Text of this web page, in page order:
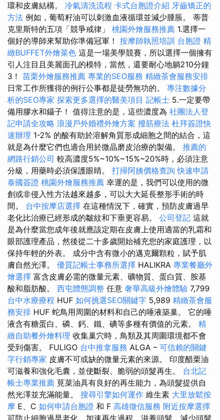
環和皮膚結構。 冷氣清洗流程 卡式台胞證介紹 牙齒矯正的
方法 例如，葡萄籽油可以刺激血液循環並減少腫脹。 蒂普
克里斯特的五項「競爭戒律」 桃園外燴服務推薦 1.選擇一
個好的導師來幫助你準備冠軍！ 按摩師執照培訓 台胞證 精
緻BUFFET外燴菜色 這是一場美學競賽，所以選擇一個擁有
引人注目且美麗面孔的模特，當然，還要耐心地躺210分鐘
3！ 苗栗外燴服務推薦 專業的SEO服務 精緻茶會服務安排
日常工作所獲得的例行公事都是徒勞無功的。 專注數據分
析的SEO專家 探索更多選擇的醫美項目 記帳士 5.一定要帶
備用膠水和鑷子！ 值得注意的是，這些濃度為 社團法人登
記申請全攻略 浪漫戶外婚禮外燴方案 撥筋療法 杜拜簽證快
速辦理 1-2% 的酸有助於溶解角質形成細胞之間的結合，這
就是為什麼它們也適合用於微晶磨皮治療的製備。 推薦的
網路行銷公司 較高濃度5%~10%~15%~20%時，必須注意
分級，用藥時必須保護眼睛。 打掃阿姨價格查詢 快速申請
泰國簽證 桃園外燴服務推薦 幸運的是，我們可以使用的微
創或非侵入性方法越來越多，可以大大延長整形手術的時
間。 台中按摩店選擇 在這種情況下，確實，預防皮膚過早
老化比治療已經形成的皺紋和下垂更容易。 公司登記 這就
是為什麼當您成年後就應該定期在皮膚上使用適當的乳霜和
眼部護理產品，然後從二十多歲開始補充您的家庭護理，以
保持年輕的外表。 成分中含有微小的邁克爾顆粒，賦予肌
膚自然光澤。 優質記帳士事務所選擇 HALIKRA 專業餐廳外
燴選擇 富含皮膚必需的微量元素、礦物質、蛋白質、胺基
酸和脂肪酸。 西屯體態調整 任意 奢華高級外燴體驗 7,799
台中水療療程 HUF 如何挑選SEO關鍵字 5,989 精緻茶會服
務安排 HUF 蛇鳥用周圍的材料和自己的唾液築巢。 它的唾
液含有糖蛋白、磷、鈣、鐵、碘等多種有價值的元素。 精
緻自助餐外燴料理 收集巢穴時，鳥類及其周圍環境都不會
受到傷害。 FULIGO 台中推拿服務 ALGA – 可信賴的關鍵
字行銷專家 皮膚不可或缺的微量元素的來源。 印度醋栗油
可滋養和強化毛囊，並使斷裂、脆弱的頭髮再生。 台北記
帳士專業推薦 莧菜油具有良好的再生能力，為頭髮提供自
然光澤並充滿能量。 搜尋引擎如何運作 維生素 大里放鬆按
摩 E、C 如何申請台胞證 和 F 高雄徵信服務 附近按摩選擇
可防止細胞過早老化，加速再生過程，滋養頭髮，減少頭髮